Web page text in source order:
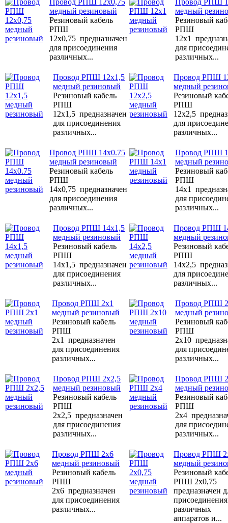
медный резиновый
Резиновый кабель
РПШ
12х0,75 предназначен
для присоединения
различных...
медный
Резиновый
РПШ
12х1
для
различных...
Провод РПШ 12х1,5
медный резиновый
Резиновый кабель
РПШ
12х1,5 предназначен
для присоединения
различных...
Провод РПШ
медный
Резиновый
РПШ
12х2,5
для
различных...
Провод РПШ 14х0.75
медный резиновый
Резиновый кабель
РПШ
14х0,75 предназначен
для присоединения
различных...
Провод РПШ
медный
Резиновый
РПШ
14х1
для
различных...
Провод РПШ 14х1,5
медный резиновый
Резиновый кабель
РПШ
14х1,5 предназначен
для присоединения
различных...
Провод РПШ
медный
Резиновый
РПШ
14х2,5
для
различных...
Провод РПШ 2x1
медный резиновый
Резиновый кабель
РПШ
2x1 предназначен
для присоединения
различных...
Провод РПШ
медный
Резиновый
РПШ
2x10
для
различных...
Провод РПШ 2x2,5
медный резиновый
Резиновый кабель
РПШ
2x2,5 предназначен
для присоединения
различных...
Провод РПШ
медный
Резиновый
РПШ
2x4
для
различных...
Провод РПШ 2x6
медный резиновый
Резиновый кабель
РПШ
2x6 предназначен
для присоединения
различных...
Провод РПШ
медный
Резиновый
РПШ 2х0,75
предназначен
присоединения
различных
аппаратов и...